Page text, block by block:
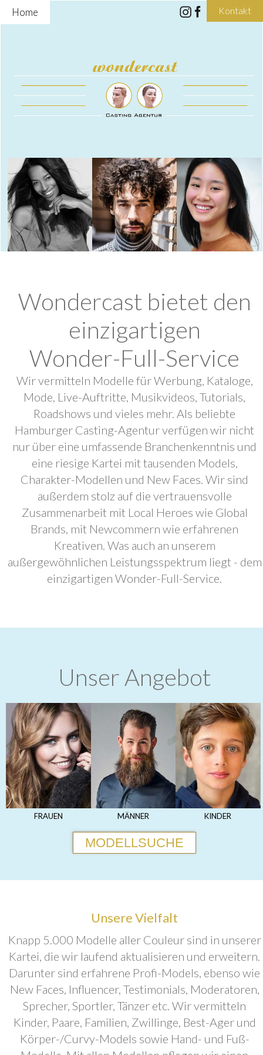
Home Kontakt
Wondercast bietet den
einzigartigen
Wonder-Full-Service
Wir vermitteln Modelle für Werbung, Kataloge,
Mode, Live-Auftritte, Musikvideos, Tutorials,
Roadshows und vieles mehr. Als beliebte
Hamburger Casting-Agentur verfügen wir nicht
nur über eine umfassende Branchenkenntnis und
eine riesige Kartei mit tausenden Models,
Charakter-Modellen und New Faces. Wir sind
außerdem stolz auf die vertrauensvolle
Zusammenarbeit mit Local Heroes wie Global
Brands, mit Newcommern wie erfahrenen
Kreativen. Was auch an unserem
außergewöhnlichen Leistungsspektrum liegt - dem
einzigartigen Wonder-Full-Service.
Unser Angebot
FRAUEN MÄNNER KINDER
MODELLSUCHE
Unsere Vielfalt
Knapp 5.000 Modelle aller Couleur sind in unserer
Kartei, die wir laufend aktualisieren und erweitern.
Darunter sind erfahrene Profi-Models, ebenso wie
New Faces, Influencer, Testimonials, Moderatoren,
Sprecher, Sportler, Tänzer etc. Wir vermitteln
Kinder, Paare, Familien, Zwillinge, Best-Ager und
Körper-/Curvy-Models sowie Hand- und Fuß-